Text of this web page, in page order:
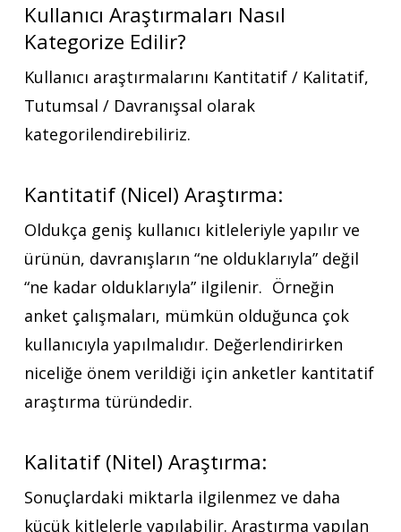
Kullanıcı Araştırmaları Nasıl
Kategorize Edilir?
Kullanıcı araştırmalarını Kantitatif / Kalitatif,
Tutumsal / Davranışsal olarak
kategorilendirebiliriz.
Kantitatif (Nicel) Araştırma:
Oldukça geniş kullanıcı kitleleriyle yapılır ve
ürünün, davranışların “ne olduklarıyla” değil
“ne kadar olduklarıyla” ilgilenir. Örneğin
anket çalışmaları, mümkün olduğunca çok
kullanıcıyla yapılmalıdır. Değerlendirirken
niceliğe önem verildiği için anketler kantitatif
araştırma türündedir.
Kalitatif (Nitel) Araştırma:
Sonuçlardaki miktarla ilgilenmez ve daha
küçük kitlelerle yapılabilir. Araştırma yapılan